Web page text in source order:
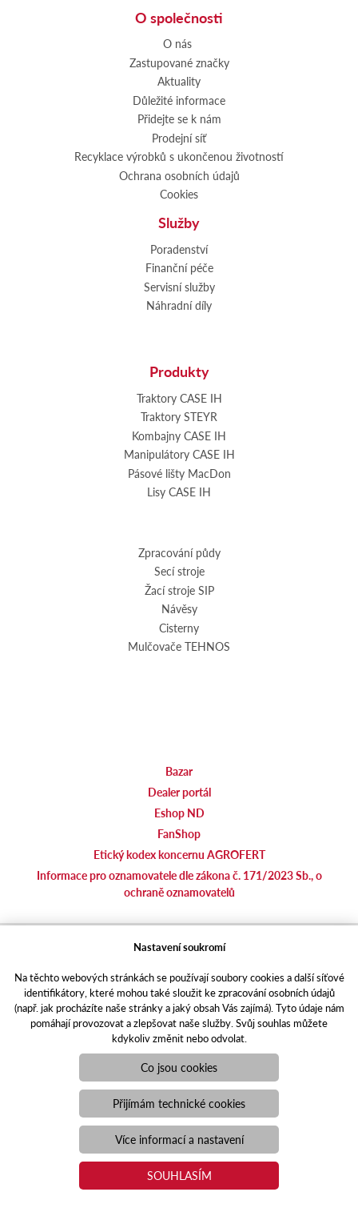
O společnosti
O nás
Zastupované značky
Aktuality
Důležité informace
Přidejte se k nám
Prodejní síť
Recyklace výrobků s ukončenou životností
Ochrana osobních údajů
Cookies
Služby
Poradenství
Finanční péče
Servisní služby
Náhradní díly
Produkty
Traktory CASE IH
Traktory STEYR
Kombajny CASE IH
Manipulátory CASE IH
Pásové lišty MacDon
Lisy CASE IH
Zpracování půdy
Secí stroje
Žací stroje SIP
Návěsy
Cisterny
Mulčovače TEHNOS
Bazar
Dealer portál
Eshop ND
FanShop
Etický kodex koncernu AGROFERT
Informace pro oznamovatele dle zákona č. 171/2023 Sb., o
ochraně oznamovatelů
Responzivní webPuxdesign | agrics.cz © 2021
Toto jsou internetové stránky společnosti AGRI CS a. s., se sídlem
v Hustopečích, Hybešova 14, PSČ 69301, IČO 26243334,
zapsané v OR vedeném Krajským soudem v Brně, oddíl B, vložka
3582. Společnost AGRI CS a.s. je členem koncernu AGROFERT
řízeného společností AGROFERT, a.s., IČO 26185610, se sídlem
na adrese Pyšelská 2327/2, Chodov, 149 00 Praha 4.
agrotec.cz
portal.caseklub.cz
shop.agrics.cz
traktorbazar.cz
eshop.agrics.cz/cs
a-finance.cz
Nastavení soukromí
Na těchto webových stránkách se používají soubory cookies a další síťové
identifikátory, které mohou také sloužit ke zpracování osobních údajů
(např. jak procházíte naše stránky a jaký obsah Vás zajímá). Tyto údaje nám
pomáhají provozovat a zlepšovat naše služby. Svůj souhlas můžete
kdykoliv změnit nebo odvolat.
Co jsou cookies
Přijímám technické cookies
Více informací a nastavení
SOUHLASÍM